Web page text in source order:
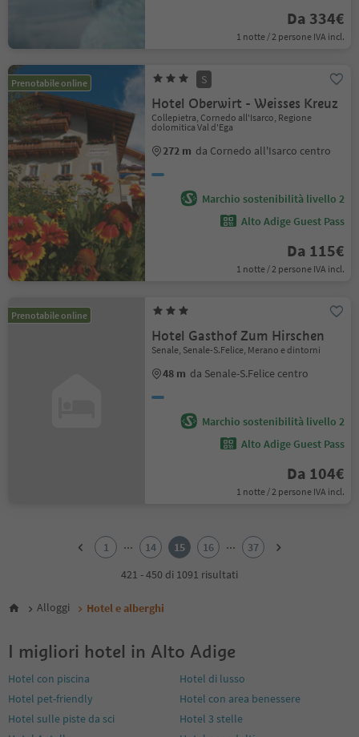
Da 334€
1 notte / 2 persone IVA incl.
Prenotabile online S
Hotel Oberwirt - Weisses Kreuz
Collepietra, Cornedo all'Isarco, Regione
dolomitica Val d'Ega
272 m da Cornedo all'Isarco centro
Marchio sostenibilità livello 2
Alto Adige Guest Pass
Da 115€
1 notte / 2 persone IVA incl.
Prenotabile online
Hotel Gasthof Zum Hirschen
Senale, Senale-S.Felice, Merano e dintorni
48 m da Senale-S.Felice centro
Marchio sostenibilità livello 2
Alto Adige Guest Pass
Da 104€
1 notte / 2 persone IVA incl.
6
11
12
13
14
1 ... 14 15 16 ...
37
421 - 450 di 1091 risultati
Alloggi Hotel e alberghi
I migliori hotel in Alto Adige
Hotel con piscina
Hotel di lusso
Hotel pet-friendly
Hotel con area benessere
Hotel sulle piste da sci
Hotel 3 stelle